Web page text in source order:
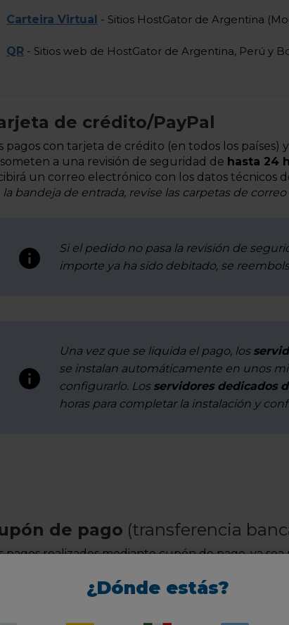
Carteira Virtual - Sitios HostGator de Argentina
QR - Sitios web de HostGator de Argentina, Perú y
de crédito/PayPal
pagos con tarjeta de crédito (en todos los países)
a una revisión de seguridad de hasta 24
un correo electrónico con los datos técnicos
bandeja de entrada, revise las carpetas de
Si el pedido no pasa la revisión de
importe ya ha sido debitado, se
Una vez que se liquida el pago, los
se instalan automáticamente en unos
configurarlo. Los servidores dedicados
horas para completar la instalación y
de pago (transferencia
pagos realizados mediante cupón de pago, ya
en
de la compensación, recibirá un correo
si no puede encontrarla en la bandeja
¿Dónde estás?